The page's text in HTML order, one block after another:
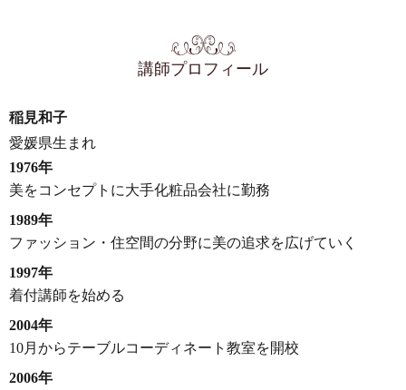
講師プロフィール
稲見和子
愛媛県生まれ
1976年
美をコンセプトに大手化粧品会社に勤務
1989年
ファッション・住空間の分野に美の追求を広げていく
1997年
着付講師を始める
2004年
10月からテーブルコーディネート教室を開校
2006年